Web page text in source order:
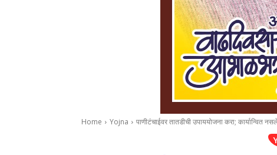
Home Yojna पाणीटंचाईवर तातडीची उपाययोजना करा; कार्यान्वित